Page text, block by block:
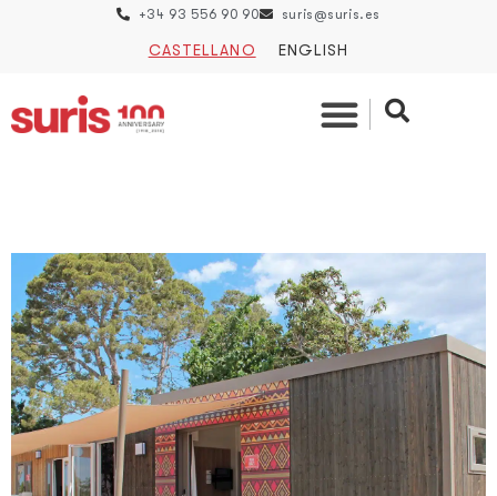
+34 93 556 90 90 suris@suris.es
CASTELLANO ENGLISH